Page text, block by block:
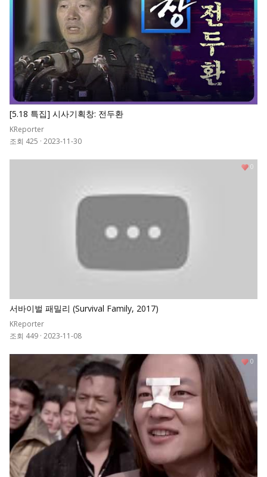
[5.18 특집] 시사기획창: 전두환
KReporter
조회 425 · 2023-11-30
서바이벌 패밀리 (Survival Family, 2017)
KReporter
조회 449 · 2023-11-08
0
0